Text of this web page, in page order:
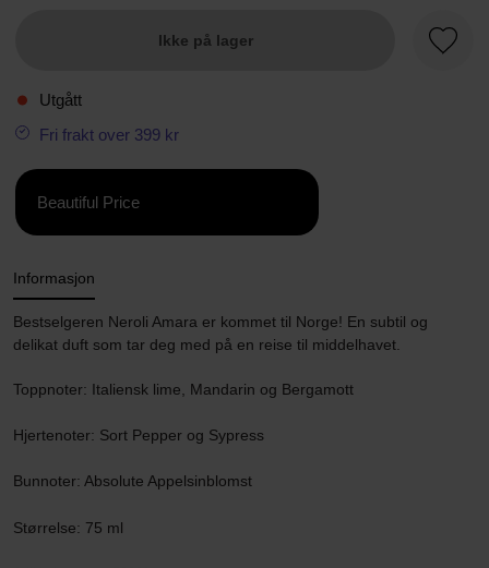
Ikke på lager
Utgått
Fri frakt over 399 kr
Beautiful Price
Informasjon
Bestselgeren Neroli Amara er kommet til Norge! En subtil og
delikat duft som tar deg med på en reise til middelhavet.
Toppnoter: Italiensk lime, Mandarin og Bergamott
Hjertenoter: Sort Pepper og Sypress
Bunnoter: Absolute Appelsinblomst
Størrelse: 75 ml